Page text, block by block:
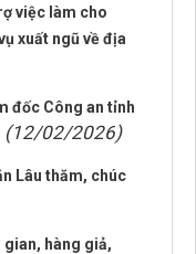
việc làm cho
xuất ngũ về địa
đốc Công an tỉnh
(12/02/2026)
Lâu thăm, chúc
hàng giả,